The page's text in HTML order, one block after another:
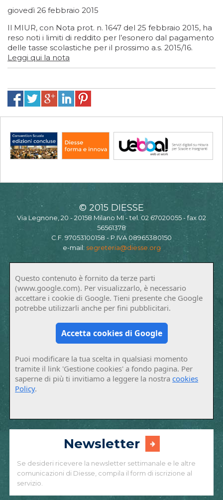
giovedì 26 febbraio 2015
Il MIUR, con Nota prot. n. 1647 del 25 febbraio 2015, ha
reso noti i limiti di reddito per l’esonero dal pagamento
delle tasse scolastiche per il prossimo a.s. 2015/16.
Leggi qui la nota
© 2015 DIESSE
Via Legnone, 20 - 20158 Milano MI - tel. 02 67020055 - fax 02
56561378
C.F. 97053100158 - P.IVA 08965380150
e-mail: segreteria@diesse.org
Questo contenuto è fornito da terze parti
(www.google.com). Per visualizzarlo, è necessario
accettare i cookie di Google. Tieni presente che Google
potrebbe utilizzarli anche per fini pubblicitari.
Accetta cookies di Google
Puoi modificare la tua scelta in qualsiasi momento
tramite il link 'Gestione cookies' a fondo pagina. Per
saperne di più ti invitiamo a leggere la nostracookies
Policy.
Newsletter
Se desideri ricevere la newsletter settimanale e le altre
comunicazioni di Diesse, compila il form di iscrizione al
servizio.